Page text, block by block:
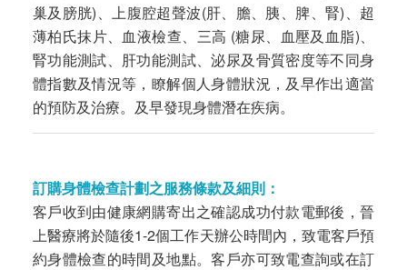
巢及膀胱)、上腹腔超聲波(肝、膽、胰、脾、腎)、超
薄柏氏抹片、血液檢查、三高 (糖尿、血壓及血脂)、
腎功能測試、肝功能測試、泌尿及骨質密度等不同身
體指數及情況等，瞭解個人身體狀況，及早作出適當
的預防及治療。及早發現身體潛在疾病。
訂購身體檢查計劃之服務條款及細則：
客戶收到由健康網購寄出之確認成功付款電郵後，晉
上醫療將於隨後1-2個工作天辦公時間內，致電客戶預
約身體檢查的時間及地點。客戶亦可致電查詢或在訂